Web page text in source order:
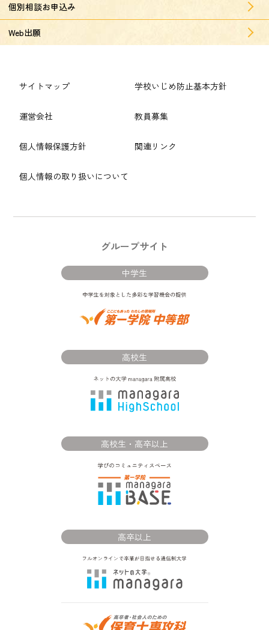
個別相談お申込み
Web出願
サイトマップ
運営会社
個人情報保護方針
個人情報の取り扱いについて
学校いじめ防止基本方針
教員募集
関連リンク
グループサイト
中学生
高校生
高校生・高卒以上
高卒以上